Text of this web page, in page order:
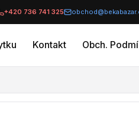
+420 736 741 325
Kontakt Obch.